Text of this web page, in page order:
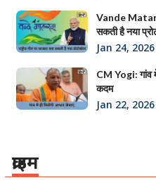
Vande
सकती है नया
Jan 24, 2026
CM Yogi: गांव में
कदम
Jan 22, 2026
क्राइम